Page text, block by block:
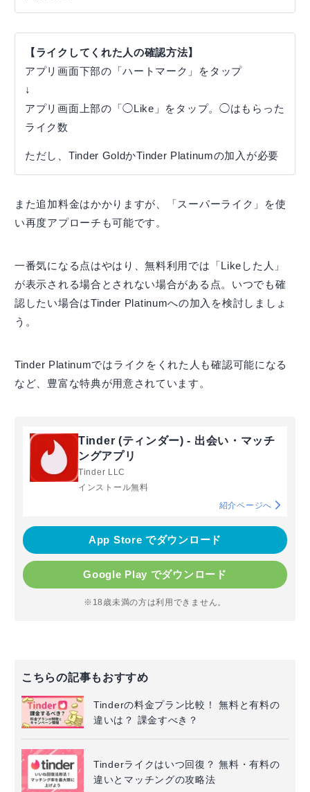
【ライクしてくれた人の確認方法】
アプリ画面下部の「ハートマーク」をタップ
↓
アプリ画面上部の「◯Like」をタップ。◯はもらった
ライク数
ただし、Tinder GoldかTinder Platinumの加入が必要
また追加料金はかかりますが、「スーパーライク」を使
い再度アプローチも可能です。
一番気になる点はやはり、無料利用では「Likeした人」
が表示される場合とされない場合がある点。いつでも確
認したい場合はTinder Platinumへの加入を検討しましょ
う。
Tinder Platinumではライクをくれた人も確認可能になる
など、豊富な特典が用意されています。
Tinder (ティンダー) - 出会い・マッチ
ングアプリ
Tinder LLC
インストール無料
紹介ページへ
App Store でダウンロード
Google Play でダウンロード
※18歳未満の方は利用できません。
こちらの記事もおすすめ
Tinderの料金プラン比較！ 無料と有料の
違いは？ 課金すべき？
Tinderライクはいつ回復？ 無料・有料の
違いとマッチングの攻略法